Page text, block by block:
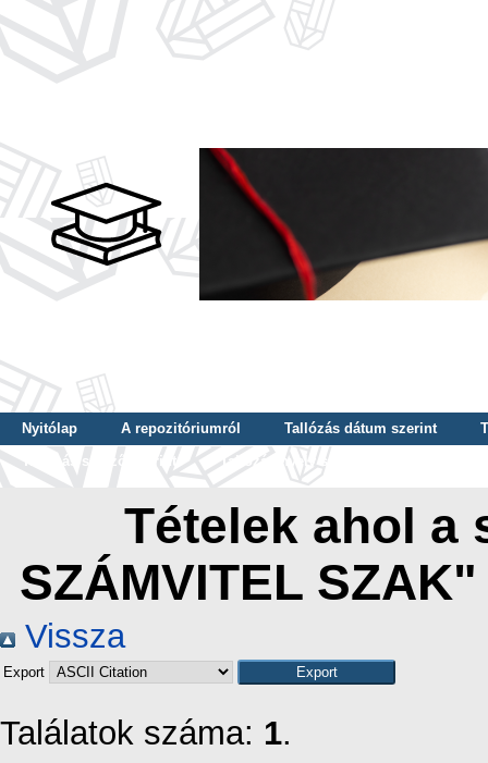
Nyitólap A repozitóriumról Tallózás dátum szerint
Tallózás szerző szerint
Tallózás nyelv szerint
Tételek ahol a
SZÁMVITEL
Vissza
Export
Találatok száma: 1.